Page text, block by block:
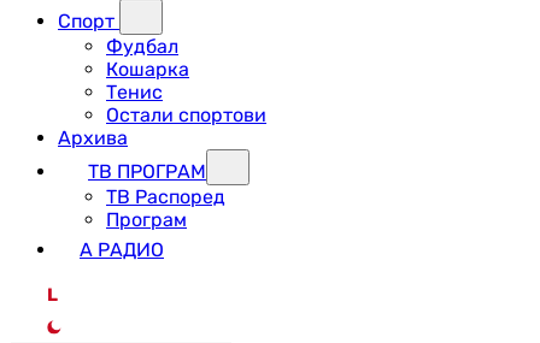
Спорт
Фудбал
Кошарка
Тенис
Остали спортови
Архива
ТВ ПРОГРАМ
ТВ Распоред
Програм
А РАДИО
L